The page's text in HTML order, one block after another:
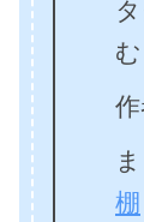
む
作
棚